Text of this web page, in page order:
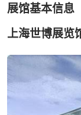
展馆基本信息
上海世博展览